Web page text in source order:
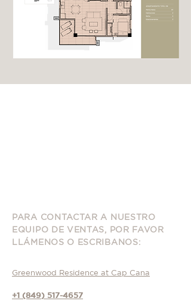
PARA CONTACTAR A NUESTRO
EQUIPO DE VENTAS, POR FAVOR
LLÁMENOS O ESCRIBANOS:
Greenwood Residence at Cap Cana
+1 (849) 517-4657